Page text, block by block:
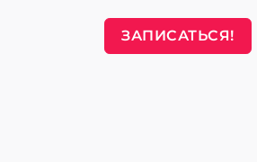
ЗАПИСАТЬСЯ!